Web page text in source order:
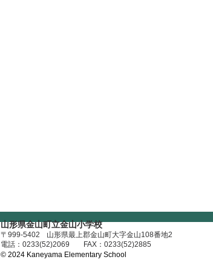
山形県金山町立金山小学校
〒999-5402
山形県最上郡金山町大字金山108番地2​
​電話：0233(52)2069
FAX：0233(52)2885
© 2024 Kaneyama Elementary School